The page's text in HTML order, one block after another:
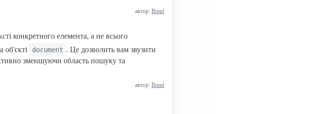
автор: Bond
конкретного елемента, а не всього
об'єкті
document . Це дозволить вам звузити
зменшуючи область пошуку та
автор: Bond